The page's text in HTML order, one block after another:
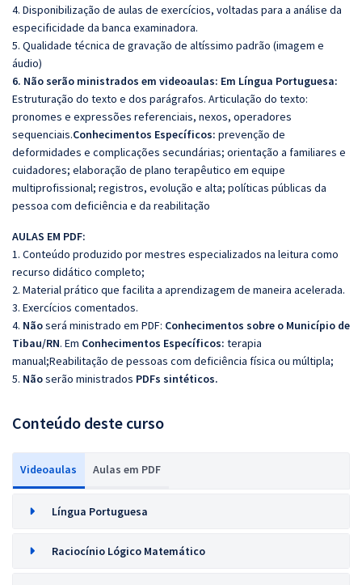
4. Disponibilização de aulas de exercícios, voltadas para a análise da
especificidade da banca examinadora.
5. Qualidade técnica de gravação de altíssimo padrão (imagem e
áudio)
6. Não serão ministrados em videoaulas: Em Língua Portuguesa:
Estruturação do texto e dos parágrafos. Articulação do texto:
pronomes e expressões referenciais, nexos, operadores
sequenciais.Conhecimentos Específicos: prevenção de
deformidades e complicações secundárias; orientação a familiares e
cuidadores; elaboração de plano terapêutico em equipe
multiprofissional; registros, evolução e alta; políticas públicas da
pessoa com deficiência e da reabilitação
AULAS EM PDF:
1. Conteúdo produzido por mestres especializados na leitura como
recurso didático completo;
2. Material prático que facilita a aprendizagem de maneira acelerada.
3. Exercícios comentados.
4. Nãoserá ministrado em PDF: Conhecimentos sobre o Município de
Tibau/RN. Em Conhecimentos Específicos: terapia
manual;Reabilitação de pessoas com deficiência física ou múltipla;
5. Nãoserão ministrados PDFs sintéticos.
Conteúdo deste curso
Videoaulas Aulas em PDF
Língua Portuguesa
Raciocínio Lógico Matemático